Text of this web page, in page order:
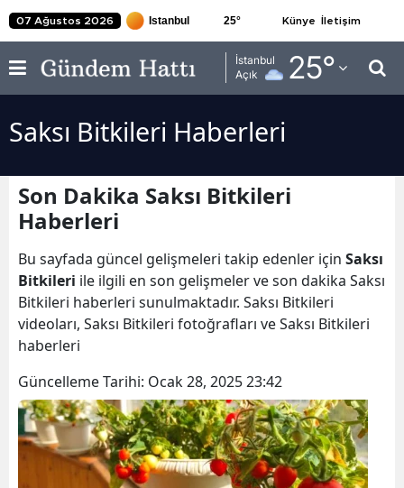
07 Ağustos 2026 25° Künye İletişim
İstanbul
Açık
25°
Adana
Adıyaman
Afyonkarahisar
Amasya
Antalya
Artvin
Balıkesir
Bilecik
Bingöl
Saksı Bitkileri Haberleri
Son Dakika Saksı Bitkileri
Haberleri
Bu sayfada güncel gelişmeleri takip edenler için Saksı
Bitkileri ile ilgili en son gelişmeler ve son dakika Saksı
Bitkileri haberleri sunulmaktadır. Saksı Bitkileri
videoları, Saksı Bitkileri fotoğrafları ve Saksı Bitkileri
haberleri
Güncelleme Tarihi: Ocak 28, 2025 23:42